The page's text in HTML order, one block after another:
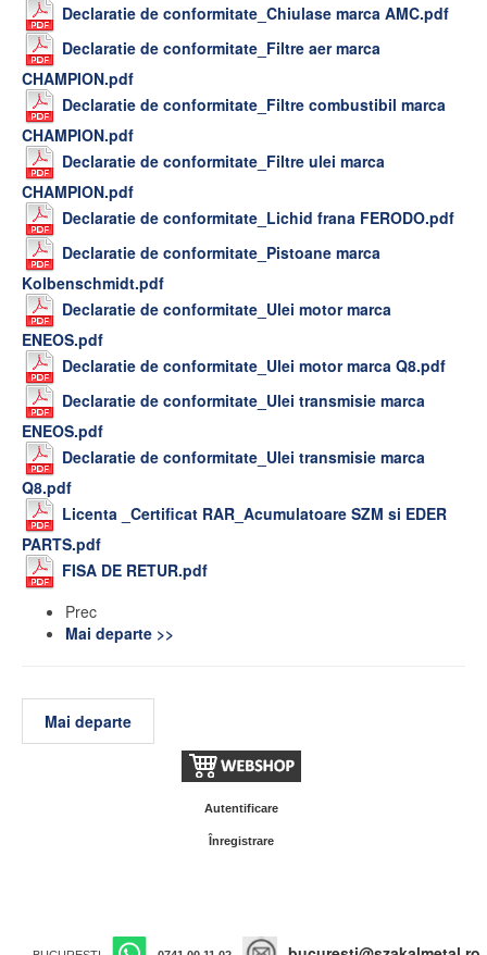
Declaratie de conformitate_Chiulase marca AMC.pdf
Declaratie de conformitate_Filtre aer marca
CHAMPION.pdf
Declaratie de conformitate_Filtre combustibil marca
CHAMPION.pdf
Declaratie de conformitate_Filtre ulei marca
CHAMPION.pdf
Declaratie de conformitate_Lichid frana FERODO.pdf
Declaratie de conformitate_Pistoane marca
Kolbenschmidt.pdf
Declaratie de conformitate_Ulei motor marca
ENEOS.pdf
Declaratie de conformitate_Ulei motor marca Q8.pdf
Declaratie de conformitate_Ulei transmisie marca
ENEOS.pdf
Declaratie de conformitate_Ulei transmisie marca
Q8.pdf
Licenta _Certificat RAR_Acumulatoare SZM si EDER
PARTS.pdf
FISA DE RETUR.pdf
Prec
Mai departe >>
Mai departe
Autentificare
Înregistrare